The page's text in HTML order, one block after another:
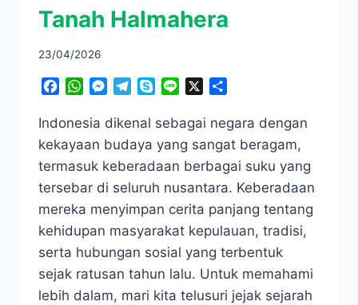
Tanah Halmahera
23/04/2026
Facebook
WhatsApp
Messenger
TelegramSkypeLine
Indonesia dikenal sebagai negara dengan
kekayaan budaya yang sangat beragam,
termasuk keberadaan berbagai suku yang
tersebar di seluruh nusantara. Keberadaan
mereka menyimpan cerita panjang tentang
kehidupan masyarakat kepulauan, tradisi,
serta hubungan sosial yang terbentuk
sejak ratusan tahun lalu. Untuk memahami
lebih dalam, mari kita telusuri jejak sejarah